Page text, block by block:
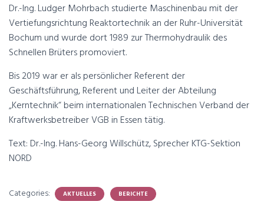
Dr.-Ing. Ludger Mohrbach studierte Maschinenbau mit der
Vertiefungsrichtung Reaktortechnik an der Ruhr-Universität
Bochum und wurde dort 1989 zur Thermohydraulik des
Schnellen Brüters promoviert.
Bis 2019 war er als persönlicher Referent der
Geschäftsführung, Referent und Leiter der Abteilung
„Kerntechnik“ beim internationalen Technischen Verband der
Kraftwerksbetreiber VGB in Essen tätig.
Text: Dr.-Ing. Hans-Georg Willschütz, Sprecher KTG-Sektion
NORD
Categories: AKTUELLES BERICHTE